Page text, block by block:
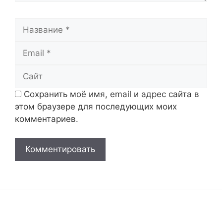
Сохранить моё имя, email и адрес сайта в
этом браузере для последующих моих
комментариев.